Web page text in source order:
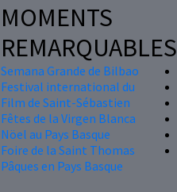
MOMENTS
REMARQUABLES
Semana Grande de Bilbao
Festival international du
Film de Saint-Sébastien
Fêtes de la Virgen Blanca
Nöel au Pays Basque
Foire de la Saint Thomas
Pâques en Pays Basque